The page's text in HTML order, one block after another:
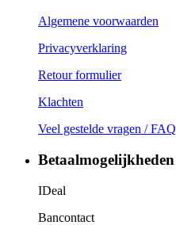
Algemene voorwaarden
Privacyverklaring
Retour formulier
Klachten
Veel gestelde vragen / FAQ
Betaalmogelijkheden
IDeal
Bancontact